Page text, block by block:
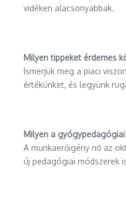
vidéken alacsonyabbak.
Milyen tippeket érdemes
Ismerjük meg a piaci
értékünket, és legyünk
Milyen a
A munkaerőigény nő az
új pedagógiai módszerek